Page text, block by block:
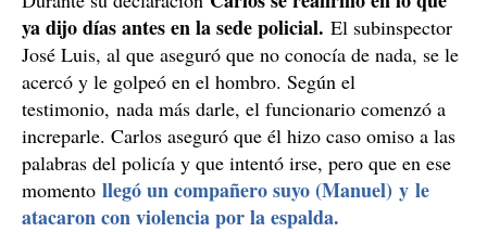
ya dijo días antes en la sede policial. El subinspector
José Luis, al que aseguró que no conocía de nada, se le
acercó y le golpeó en el hombro. Según el
testimonio, nada más darle, el funcionario comenzó a
increparle. Carlos aseguró que él hizo caso omiso a las
palabras del policía y que intentó irse, pero que en ese
momento llegó un compañero suyo (Manuel) y le
atacaron con violencia por la espalda.